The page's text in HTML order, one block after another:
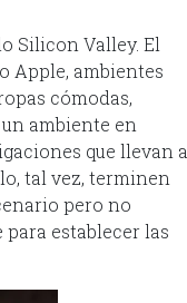
Silicon Valley. El
Apple, ambientes
cómodas,
ambiente en
que llevan a
tal vez, terminen
pero no
establecer las